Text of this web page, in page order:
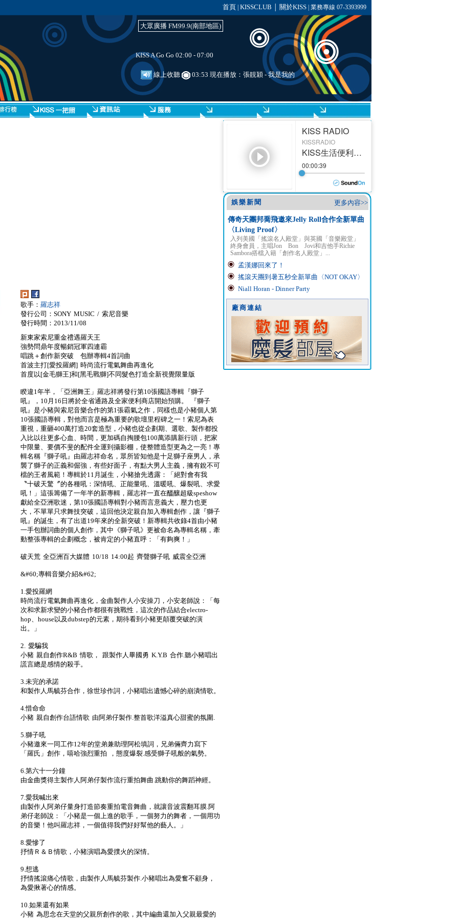
首頁 KISSCLUB 關於KISS| 業務專線 07-3393999
大眾廣播 FM99.9(南部地區)
KISS A Go Go 02:00 - 07:00
線上收聽 03:53 現在播放： 張靚穎-我是我的
歌手： 羅志祥
發行公司：SONY MUSIC / 索尼音樂
發行時間：2013/11/08
新東家索尼重金禮遇羅天王
強勢問鼎年度暢銷冠軍四連霸
唱跳＋創作新突破 包辦專輯4首詞曲
首波主打[愛投羅網] 時尚流行電氣舞曲再進化
首度以[金毛獅王]和[黑毛戰獅]不同髮色打造全新視覺限量版
睽違1年半，「亞洲舞王」羅志祥將發行第10張國語專輯『獅子
吼』，10月16日將於全省通路及全家便利商店開始預購。 『獅子
吼』是小豬與索尼音樂合作的第1張霸氣之作，同樣也是小豬個人第
10張國語專輯，對他而言是極為重要的歌壇里程碑之一！索尼為表
重視，重砸400萬打造20套造型，小豬也從企劃期、選歌、製作都投
入比以往更多心血、時間，更加碼自掏腰包100萬添購新行頭，把家
中限量、要價不斐的配件全運到攝影棚，使整體造型更為之一亮！專
輯名稱『獅子吼』由羅志祥命名，眾所皆知他是十足獅子座男人，承
襲了獅子的正義和倔強，有些好面子，有點大男人主義，擁有銳不可
檔的王者風範！專輯於11月誕生，小豬搶先透露：「絕對會有我
〝十破天驚〞的各種吼：深情吼、正能量吼、溫暖吼、爆裂吼、求愛
吼！」這張籌備了一年半的新專輯，羅志祥一直在醞釀超級speshow
獻給全亞洲歌迷，第10張國語專輯對小豬而言意義大，壓力也更
大，不單單只求舞技突破，這回他決定親自加入專輯創作，讓『獅子
吼』的誕生，有了出道19年來的全新突破！新專輯共收錄4首由小豬
一手包辦詞曲的個人創作，其中《獅子吼》更被命名為專輯名稱，牽
動整張專輯的企劃概念，被肯定的小豬直呼：「有夠爽！」
破天荒 全亞洲百大媒體 10/18 14:00起 齊聲獅子吼 威震全亞洲
&#60;專輯音樂介紹&#62;
1.愛投羅網
時尚流行電氣舞曲再進化，金曲製作人小安操刀，小安老師說：「每
次和求新求變的小豬合作都很有挑戰性，這次的作品結合electro-
hop、house以及dubstep的元素，期待看到小豬更顛覆突破的演
出。」
2. 愛騙我
小豬 親自創作R&B 情歌， 跟製作人畢國勇 K.Y.B 合作.聽小豬唱出
謊言總是感情的殺手。
3.未完的承諾
和製作人馬毓芬合作，徐世珍作詞，小豬唱出遺憾心碎的崩潰情歌。
4.惜命命
小豬 親自創作台語情歌 由阿弟仔製作.整首歌洋溢真心甜蜜的氛圍.
5.獅子吼
小豬邀來一同工作12年的堂弟兼助理阿松填詞，兄弟倆齊力寫下
「羅氏」創作，嘻哈強烈重拍 ，態度爆裂.感受獅子吼般的氣勢。
6.第六十一分鐘
由金曲獎得主製作人阿弟仔製作流行重拍舞曲.跳動你的舞蹈神經。
7.愛我喊出來
由製作人阿弟仔量身打造節奏重拍電音舞曲，就讓音波震翻耳膜.阿
弟仔老師說：「小豬是一個上進的歌手，一個努力的舞者，一個用功
的音樂！他叫羅志祥，一個值得我們好好幫他的藝人。」
8.愛慘了
抒情Ｒ＆Ｂ情歌，小豬演唱為愛撲火的深情。
9.想逃
抒情搖滾痛心情歌，由製作人馬毓芬製作.小豬唱出為愛奮不顧身，
為愛揪著心的情感。
10.如果還有如果
小豬 為思念在天堂的父親所創作的歌，其中編曲還加入父親最愛的
更多內容>>
娛樂新聞
傳奇天團邦喬飛邀來Jelly Roll合作全新單曲
〈Living Proof〉
入列美國「搖滾名人殿堂」與英國「音樂殿堂」
終身會員，主唱Jon Bon Jovi和吉他手Richie
Sambora搭檔入籍「創作名人殿堂」...
孟漢娜回來了！
搖滾天團到暑五秒全新單曲〈NOT OKAY〉
Niall Horan - Dinner Party
廠商連結